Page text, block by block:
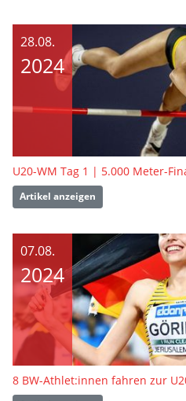
28.08.
2024
Artikel anzeigen
07.08.
2024
8 BW-Athlet:innen fahren zur